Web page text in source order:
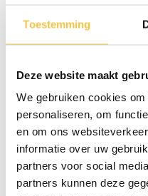
Toestemming
Deze website maakt
We gebruiken cookies
personaliseren, om
en om ons
informatie over uw
partners voor social
partners kunnen deze
MultiMotion M6 rolstoel
MultiMotion M7 rolstoel(Let
een andere kleur dan de
MultiMotion M10 rolstoel
een andere kleur dan de
Sky lichtgewicht rolstoel(Let
een andere kleur dan de